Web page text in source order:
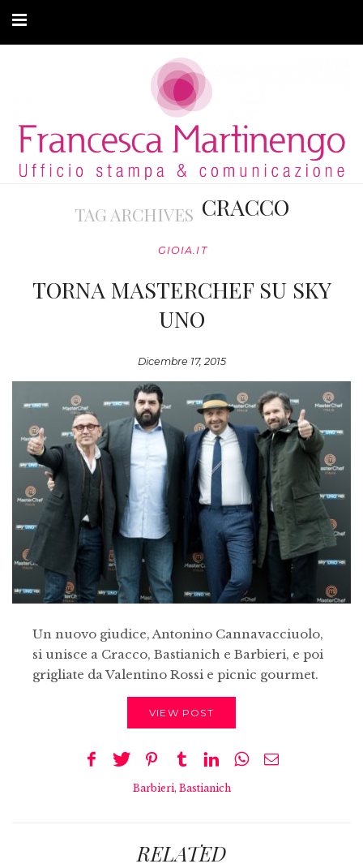
ARTICOLI
MODA ADATTIVA
CONTATTITAG ARCHIVES CRACCO
GIOIA.IT
TORNA MASTERCHEF SU SKY
UNO
Dicembre 17, 2015
Un nuovo giudice, Antonino Cannavacciuolo,
si unisce a Cracco, Bastianich e Barbieri, e poi
grigliate da Valentino Rossi e picnic gourmet.
VIEW POST
Barbieri, Bastianich
RELATED